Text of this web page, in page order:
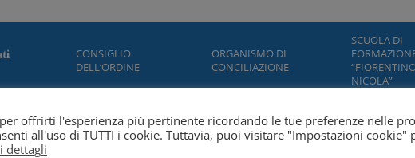
CONSIGLIO
DELL’ORDINE
ORGANISMO DI
CONCILIAZIONE
SCUOLA DI
NICOLA”
offrirti l'esperienza più pertinente ricordando le tue preferenze nelle
all'uso di TUTTI i cookie. Tuttavia, puoi visitare "Impostazioni cookie"
dettagli